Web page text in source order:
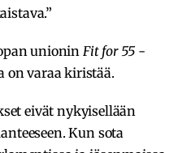
unionin Fit for 55 -
on varaa kiristää.
eivät nykyisellään
Kun sota